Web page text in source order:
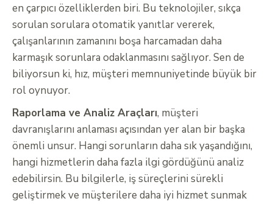
en çarpıcı özelliklerden biri. Bu teknolojiler, sıkça
sorulan sorulara otomatik yanıtlar vererek,
çalışanlarının zamanını boşa harcamadan daha
karmaşık sorunlara odaklanmasını sağlıyor. Sen de
biliyorsun ki, hız, müşteri memnuniyetinde büyük bir
rol oynuyor.
Raporlama ve Analiz Araçları, müşteri
davranışlarını anlaması açısından yer alan bir başka
önemli unsur. Hangi sorunların daha sık yaşandığını,
hangi hizmetlerin daha fazla ilgi gördüğünü analiz
edebilirsin. Bu bilgilerle, iş süreçlerini sürekli
geliştirmek ve müşterilere daha iyi hizmet sunmak